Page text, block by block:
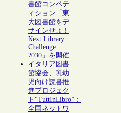
書館コンペテ
ィション「東
大図書館をデ
ザインせよ！
Next Library
Challenge
2030」を開催
イタリア図書
館協会、乳幼
児向け読書推
進プロジェク
ト“TuttInLibro”：
全国ネットワ